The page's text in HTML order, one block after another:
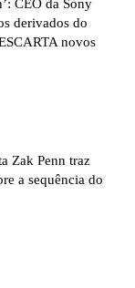
CEO da Sony
derivados do
novos
Zak Penn traz
a sequência do